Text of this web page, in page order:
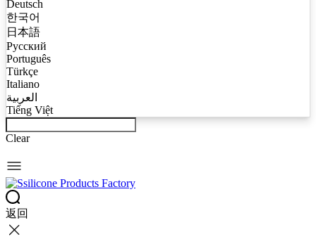
Deutsch
한국어
日本語
Русский
Português
Türkçe
Italiano
العربية
Tiếng Việt
Clear
返回